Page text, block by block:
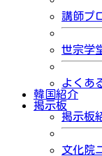
講師プ
世宗学
よくあ
韓国紹介
掲示板
掲示板
文化院